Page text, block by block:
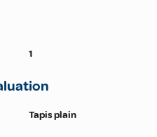
1
Tapis plain